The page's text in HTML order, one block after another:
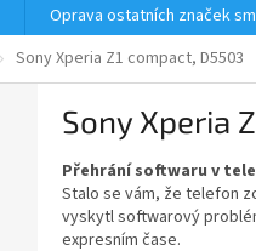
Oprava ostatních značek
Sony Xperia Z1 compact, D5503
Sony Xperia
Přehrání softwaru v
Stalo se vám, že telefon
vyskytl softwarový
expresním čase.